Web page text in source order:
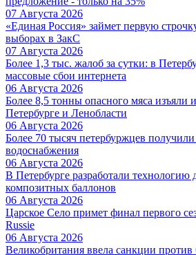
07 Августа 2026
«Единая Россия» займет первую
выборах в ЗакС
07 Августа 2026
Более 1,3 тыс. жалоб за сутки: в
массовые сбои интернета
06 Августа 2026
Более 8,5 тонны опасного мяса изъяли
Петербурге и Ленобласти
06 Августа 2026
Более 70 тысяч петербуржцев
водоснабжения
06 Августа 2026
В Петербурге разработали технологию
композитных баллонов
06 Августа 2026
Царское Село примет финал первого
Russie
06 Августа 2026
Великобритания ввела санкции против